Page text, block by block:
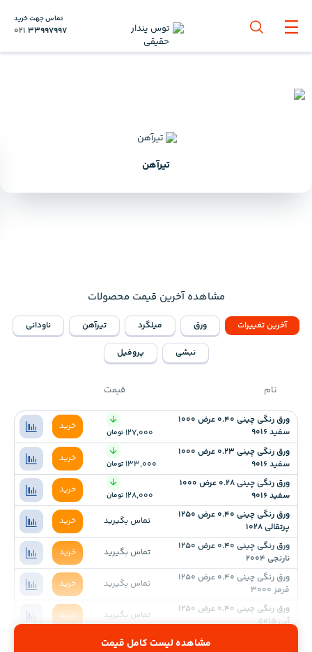
تماس جهت خرید
021 33997997
تیرآهن
مشاهده آخرین قیمت محصولات
آخرین تغییرات ورق میلگرد تیرآهن ناودانی
نبشی پروفیل
نام قیمت
ورق رنگی چینی 0.40 عرض 1000
سفید 9016
127,000تومان
خرید
ورق رنگی چینی 0.23 عرض 1000
سفید 9016
133,000تومان
خرید
ورق رنگی چینی 0.28 عرض 1000
سفید 9016
128,000تومان
خرید
ورق رنگی چینی 0.40 عرض 1250
پرتقالی 1028
تماس بگیرید
خرید
ورق رنگی چینی 0.40 عرض 1250
نارنجی 2004
تماس بگیرید
خرید
ورق رنگی چینی 0.40 عرض 1250
قرمز 3000
تماس بگیرید
خرید
ورق رنگی چینی 0.40 عرض 1250
آبی 5015
تماس بگیرید خرید
مشاهده لیست کامل قیمت